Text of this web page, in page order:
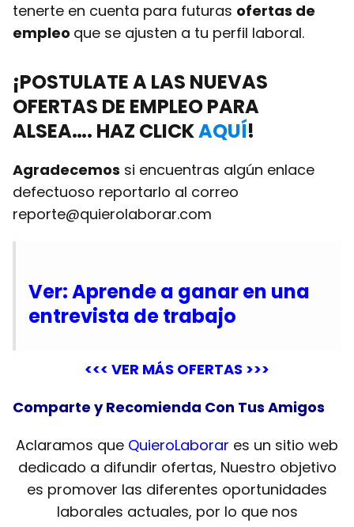
tenerte en cuenta para futuras ofertas de
empleo que se ajusten a tu perfil laboral.
¡POSTULATE A LAS NUEVAS
OFERTAS DE EMPLEOPARA
ALSEA…. HAZ CLICKAQUÍ!
Agradecemos si encuentras algún enlace
defectuoso reportarlo al correo
reporte@quierolaborar.com
Ver: Aprende a ganar en una
entrevista de trabajo
<<< VER MÁS OFERTAS >>>
Comparte y Recomienda Con Tus Amigos
Aclaramos que QuieroLaborar es un sitio web
dedicado a difundir ofertas, Nuestro objetivo
es promover las diferentes oportunidades
laborales actuales, por lo que nos